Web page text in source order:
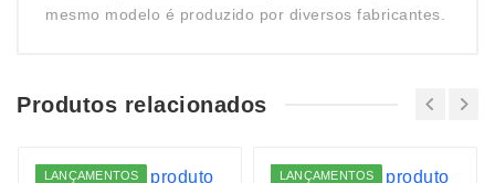
mesmo modelo é produzido por diversos fabricantes.
Produtos relacionados
LANÇAMENTOS LANÇAMENTOS